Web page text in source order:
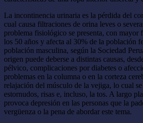
La incontinencia urinaria es la pérdida del
cual causa filtraciones de orina leves o
problema fisiológico se presenta, con mayor
los 50 años y afecta al 30% de la población
población masculina, según la Sociedad
origen puede deberse a distintas causas,
pélvico, complicaciones por diabetes o
problemas en la columna o en la corteza
relajación del músculo de la vejiga, lo cual
estornudos, risas e, incluso, la tos. A largo
provoca depresión en las personas que la
vergüenza o la pena de abordar este tema.